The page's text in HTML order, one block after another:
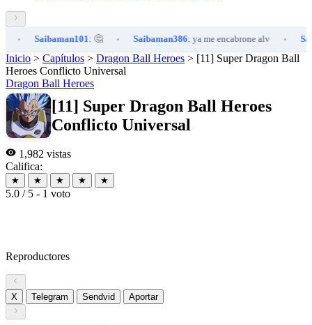
Saibaman101: 🤔 • Saibaman386: ya me encabrone alv •
Inicio > Capítulos > Dragon Ball Heroes > [11] Super Dragon Ball
Heroes Conflicto Universal
Dragon Ball Heroes
[11] Super Dragon Ball Heroes
Conflicto Universal
1,982 vistas
Califica:
★ ★ ★ ★ ★
5.0 / 5 - 1 voto
Reproductores
X Telegram Sendvid Aportar